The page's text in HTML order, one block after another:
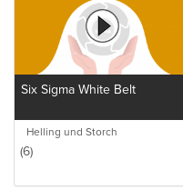
Six Sigma White Belt
Helling und Storch
(6)